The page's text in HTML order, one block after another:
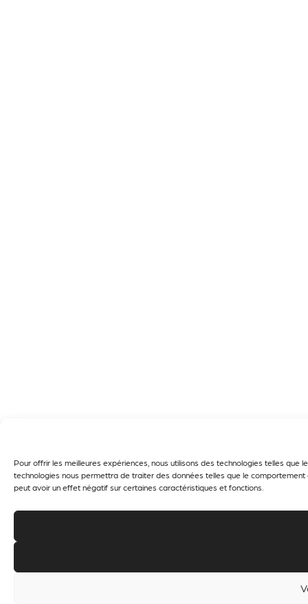
Pour offrir les meilleures expériences, nous utilisons des technologies telles
technologies nous permettra de traiter des données telles que le
peut avoir un effet négatif sur certaines caractéristiques et fonctions.